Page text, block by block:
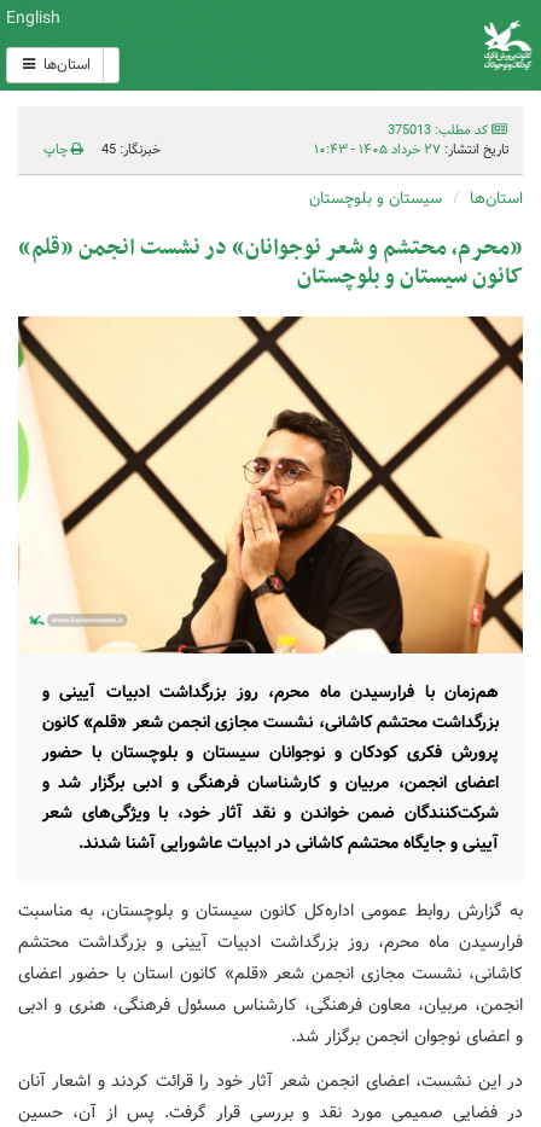
English
استان‌ها
کد مطلب: 375013
تاریخ انتشار: ۲۷ خرداد ۱۴۰۵ - ۱۰:۴۳ خبرنگار: 45 چاپ
استان‌ها سیستان و بلوچستان
«محرم، محتشم و شعر نوجوانان» در نشست انجمن «قلم»
کانون سیستان و بلوچستان
هم‌زمان با فرارسیدن ماه محرم، روز بزرگداشت ادبیات آیینی و
بزرگداشت محتشم کاشانی، نشست مجازی انجمن شعر «قلم» کانون
پرورش فکری کودکان و نوجوانان سیستان و بلوچستان با حضور
اعضای انجمن، مربیان و کارشناسان فرهنگی و ادبی برگزار شد و
شرکت‌کنندگان ضمن خواندن و نقد آثار خود، با ویژگی‌های شعر
آیینی و جایگاه محتشم کاشانی در ادبیات عاشورایی آشنا شدند.
به گزارش روابط عمومی اداره‌کل کانون سیستان و بلوچستان، به مناسبت
فرارسیدن ماه محرم، روز بزرگداشت ادبیات آیینی و بزرگداشت محتشم
کاشانی، نشست مجازی انجمن شعر «قلم» کانون استان با حضور اعضای
انجمن، مربیان، معاون فرهنگی، کارشناس مسئول فرهنگی، هنری و ادبی
و اعضای نوجوان انجمن برگزار شد.
در این نشست، اعضای انجمن شعر آثار خود را قرائت کردند و اشعار آنان
در فضایی صمیمی مورد نقد و بررسی قرار گرفت. پس از آن، حسین